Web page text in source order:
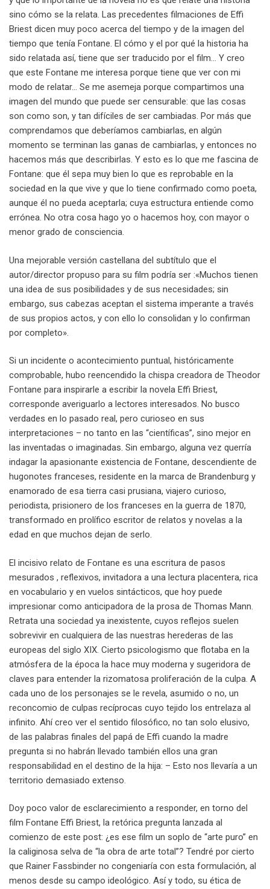
sino cómo se la relata. Las precedentes filmaciones de Effi
Briest dicen muy poco acerca del tiempo y de la imagen del
tiempo que tenía Fontane. El cómo y el por qué la historia ha
sido relatada así, tiene que ser traducido por el film… Y creo
que este Fontane me interesa porque tiene que ver con mi
modo de relatar… Se me asemeja porque compartimos una
imagen del mundo que puede ser censurable: que las cosas
son como son, y tan difíciles de ser cambiadas. Por más que
comprendamos que deberíamos cambiarlas, en algún
momento se terminan las ganas de cambiarlas, y entonces no
hacemos más que describirlas. Y esto es lo que me fascina de
Fontane: que él sepa muy bien lo que es reprobable en la
sociedad en la que vive y que lo tiene confirmado como poeta,
aunque él no pueda aceptarla; cuya estructura entiende como
errónea. No otra cosa hago yo o hacemos hoy, con mayor o
menor grado de consciencia.
Una mejorable versión castellana del subtítulo que el
autor/director propuso para su film podría ser :«Muchos tienen
una idea de sus posibilidades y de sus necesidades; sin
embargo, sus cabezas aceptan el sistema imperante a través
de sus propios actos, y con ello lo consolidan y lo confirman
por completo».
Si un incidente o acontecimiento puntual, históricamente
comprobable, hubo reencendido la chispa creadora de Theodor
Fontane para inspirarle a escribir la novela Effi Briest,
corresponde averiguarlo a lectores interesados. No busco
verdades en lo pasado real, pero curioseo en sus
interpretaciones – no tanto en las “científicas”, sino mejor en
las inventadas o imaginadas. Sin embargo, alguna vez querría
indagar la apasionante existencia de Fontane, descendiente de
hugonotes franceses, residente en la marca de Brandenburg y
enamorado de esa tierra casi prusiana, viajero curioso,
periodista, prisionero de los franceses en la guerra de 1870,
transformado en prolífico escritor de relatos y novelas a la
edad en que muchos dejan de serlo.
El incisivo relato de Fontane es una escritura de pasos
mesurados , reflexivos, invitadora a una lectura placentera, rica
en vocabulario y en vuelos sintácticos, que hoy puede
impresionar como anticipadora de la prosa de Thomas Mann.
Retrata una sociedad ya inexistente, cuyos reflejos suelen
sobrevivir en cualquiera de las nuestras herederas de las
europeas del siglo XIX. Cierto psicologismo que flotaba en la
atmósfera de la época la hace muy moderna y sugeridora de
claves para entender la rizomatosa proliferación de la culpa. A
cada uno de los personajes se le revela, asumido o no, un
reconcomio de culpas recíprocas cuyo tejido los entrelaza al
infinito. Ahí creo ver el sentido filosófico, no tan solo elusivo,
de las palabras finales del papá de Effi cuando la madre
pregunta si no habrán llevado también ellos una gran
responsabilidad en el destino de la hija: – Esto nos llevaría a un
territorio demasiado extenso.
Doy poco valor de esclarecimiento a responder, en torno del
film Fontane Effi Briest, la retórica pregunta lanzada al
comienzo de este post: ¿es ese film un soplo de “arte puro” en
la caliginosa selva de “la obra de arte total”? Tendré por cierto
que Rainer Fassbinder no congeniaría con esta formulación, al
menos desde su campo ideológico. Así y todo, su ética de